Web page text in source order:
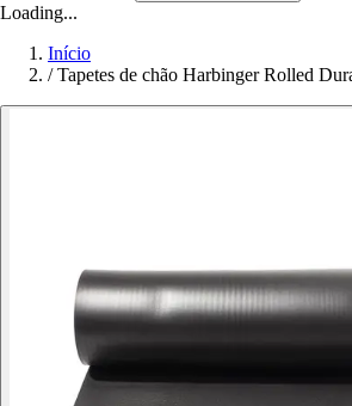
Loading...
Início
/ Tapetes de chão Harbinger Rolled